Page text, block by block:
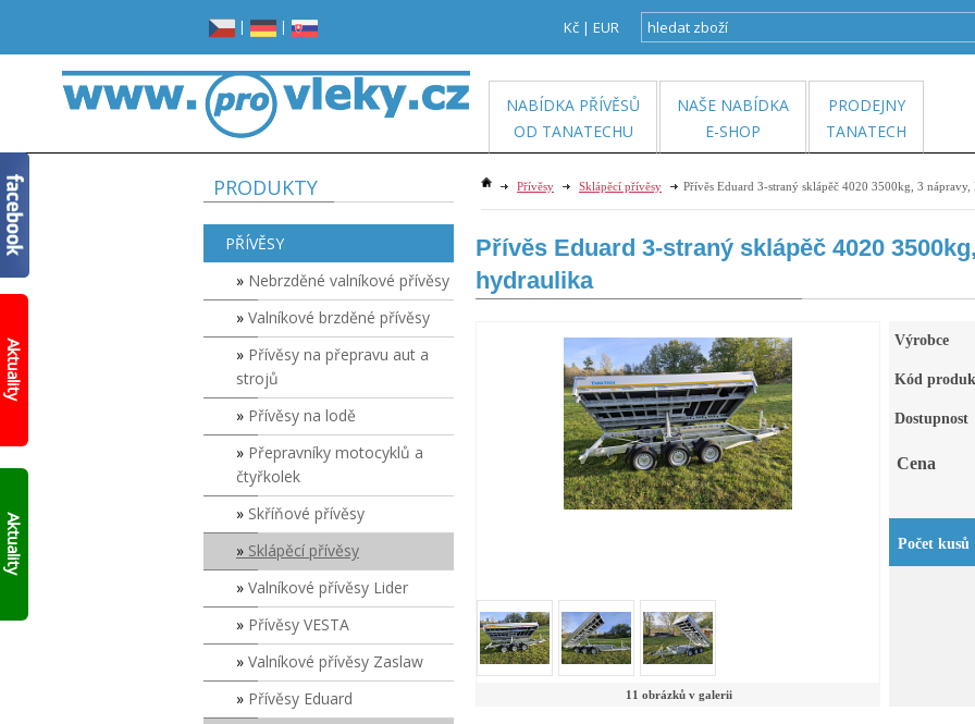
PRODUKTY
PŘÍVĚSY
Nebrzděné valníkové přívěsy
Valníkové brzděné přívěsy
Přívěsy na přepravu aut a
strojů
Přívěsy na lodě
Přepravníky motocyklů a
čtyřkolek
Skříňové přívěsy
Sklápěcí přívěsy
Valníkové přívěsy Lider
Přívěsy VESTA
Valníkové přívěsy Zaslaw
Přívěsy Eduard
Přívěsy Sklápěcí přívěsy Přívěs Eduard 3-straný sklápěč 4020 3500kg, 3
Přívěs Eduard 3-straný sklápěč 4020
hydraulika
11 obrázků v galerii
Výrobce
Kód
Dostupnost
Cena
Počet kusů
Kč | EUR
| |
NABÍDKA PŘÍVĚSŮ
OD TANATECHU
NAŠE NABÍDKA
E-SHOP
PRODEJNY
TANATECH
místo
v
garáži?
Opravdu
Prohlédněte
francouzský
přívěs
Click
Up!
Aktuality
10%
SLEVY
NA
SKLADOVÉ
V
Aktuality